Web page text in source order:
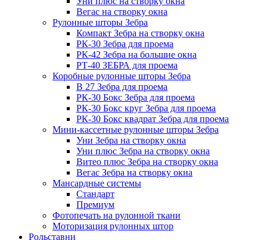
Вегас на створку окна
Рулонные шторы Зебра
Компакт Зебра на створку окна
РК-30 Зебра для проема
РК-42 Зебра на большие окна
РТ-40 ЗЕБРА для проема
Коробные рулонные шторы Зебра
B 27 Зебра для проема
РК-30 Бокс Зебра для проема
РК-30 Бокс круг Зебра для проема
РК-30 Бокс квадрат Зебра для проема
Мини-кассетные рулонные шторы Зебра
Уни Зебра на створку окна
Уни плюс Зебра на створку окна
Витео плюс Зебра на створку окна
Вегас Зебра на створку окна
Мансардные системы
Стандарт
Премиум
Фотопечать на рулонной ткани
Моторизация рулонных штор
Рольставни